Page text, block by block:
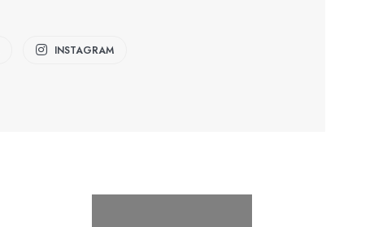
INSTAGRAM